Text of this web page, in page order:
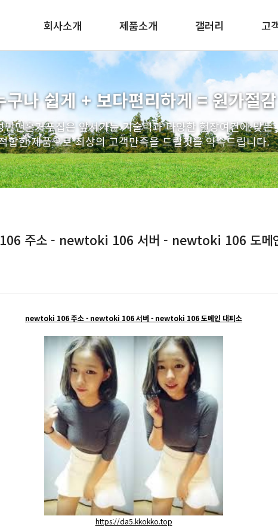
회사소개
찾아오시는길
제품소개
맨홀 구체/기초/슬라브
배수관 일체형 거푸집
우수받이
연결관링
인버터 거푸집
인상용 받침링
트레치뚜껑
헌치폼/블럭거푸집
콘크리트통(죽통)/가로등(전신주)기초
갤러리 고
구나 쉽게 + 보다편리하게 = 원가절감
민맨홀거푸집은 앞서가는 기술력과 다양한 현장여건에 맞는
합한 제품으로 최상의 고객만족을 드릴것을 약속드립니다.
주소 - newtoki 106 서버 - newtoki 106 도메
newtoki 106 주소 - newtoki 106 서버 - newtoki 106 도메인 대피소
https://da5.kkokko.top